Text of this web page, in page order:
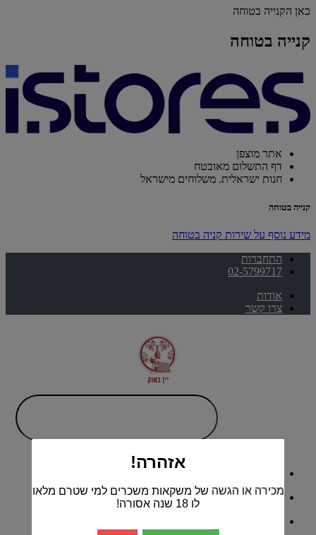
כאן הקנייה בטוחה
קנייה בטוחה
אתר מוצפן
דף התשלום מאובטח
חנות ישראלית. משלוחים מישראל
קנייה בטוחה
מידע נוסף על שירות קניה בטוחה
התחברות
02-5799717
אודות
צרו קשר
#גיא ממליץ
אזהרה!
מכירה או הגשה של משקאות משכרים למי שטרם מלאו
לו 18 שנה אסורה!